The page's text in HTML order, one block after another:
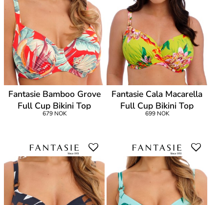
Fantasie Bamboo Grove
Full Cup Bikini Top
679 NOK
Fantasie Cala Macarella
Full Cup Bikini Top
699 NOK